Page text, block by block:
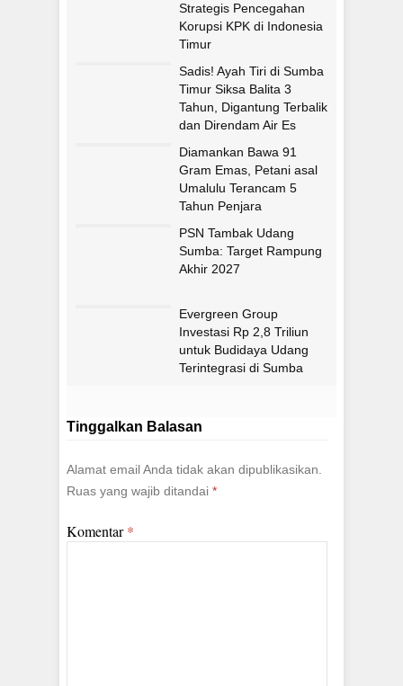
Strategis Pencegahan
Korupsi KPK di Indonesia
Timur
Sadis! Ayah Tiri di Sumba
Timur Siksa Balita 3
Tahun, Digantung Terbalik
dan Direndam Air Es
Diamankan Bawa 91
Gram Emas, Petani asal
Umalulu Terancam 5
Tahun Penjara
PSN Tambak Udang
Sumba: Target Rampung
Akhir 2027
Evergreen Group
Investasi Rp 2,8 Triliun
untuk Budidaya Udang
Terintegrasi di Sumba
Tinggalkan Balasan
Alamat email Anda tidak akan dipublikasikan.
Ruas yang wajib ditandai *
Komentar*